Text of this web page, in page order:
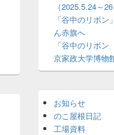
リ
（2025.5.24～26
「谷中のリボ
ん赤旗へ
「谷中のリボ
京家政大学博物
お知らせ
のこ屋根日記
工場資料